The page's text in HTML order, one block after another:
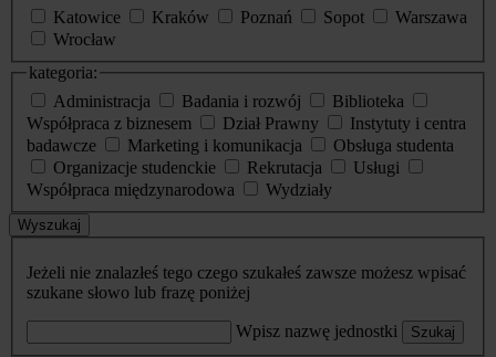
Katowice
Kraków Poznań Sopot
Warszawa
Wrocław
kategoria:
Administracja
Badania i rozwój
Biblioteka
Współpraca z biznesem
Dział Prawny
Instytuty i centra
badawcze
Marketing i komunikacja
Obsługa studenta
Organizacje studenckie
Rekrutacja
Usługi
Współpraca międzynarodowa
Wydziały
Wyszukaj
Jeżeli nie znalazłeś tego czego szukałeś zawsze możesz wpisać
szukane słowo lub frazę poniżej
Wpisz nazwę jednostki Szukaj